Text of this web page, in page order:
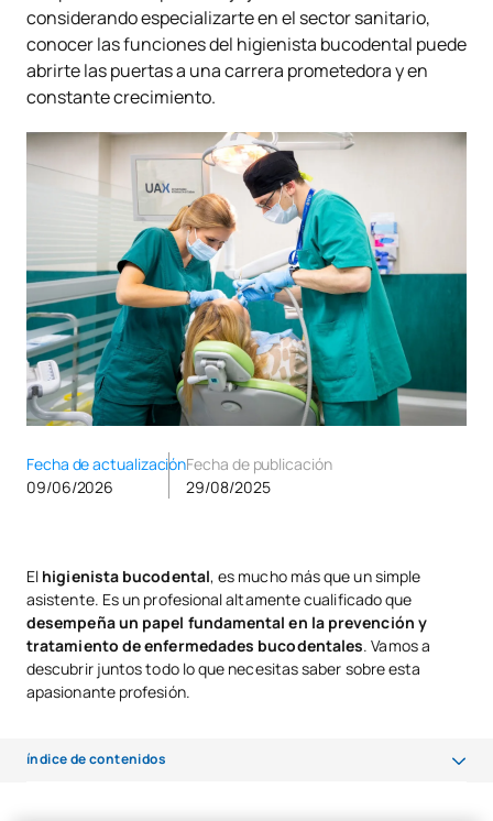
considerando especializarte en el sector sanitario,
conocer las funciones del higienista bucodental puede
abrirte las puertas a una carrera prometedora y en
constante crecimiento.
Fecha de actualización
09/06/2026
Fecha de publicación
29/08/2025
El higienista bucodental, es mucho más que un simple
asistente. Es un profesional altamente cualificado que
desempeña un papel fundamental en la prevención y
tratamiento de enfermedades bucodentales. Vamos a
descubrir juntos todo lo que necesitas saber sobre esta
apasionante profesión.
índice de contenidos